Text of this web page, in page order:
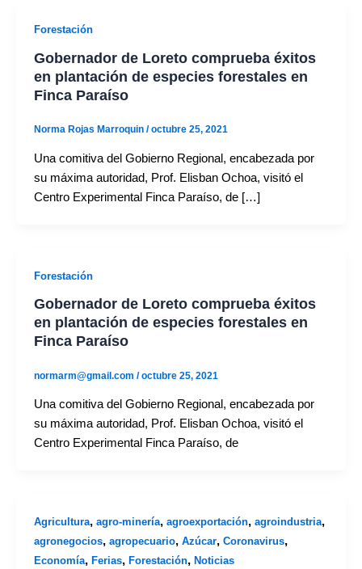
Forestación
Gobernador de Loreto comprueba éxitos
en plantación de especies forestales en
Finca Paraíso
Norma Rojas Marroquin /octubre 25, 2021
Una comitiva del Gobierno Regional, encabezada por
su máxima autoridad, Prof. Elisban Ochoa, visitó el
Centro Experimental Finca Paraíso, de […]
Forestación
Gobernador de Loreto comprueba éxitos
en plantación de especies forestales en
Finca Paraíso
normarm@gmail.com /octubre 25, 2021
Una comitiva del Gobierno Regional, encabezada por
su máxima autoridad, Prof. Elisban Ochoa, visitó el
Centro Experimental Finca Paraíso, de
Agricultura, agro-minería, agroexportación, agroindustria,
agronegocios, agropecuario, Azúcar, Coronavirus,
Economía, Ferias, Forestación, Noticias